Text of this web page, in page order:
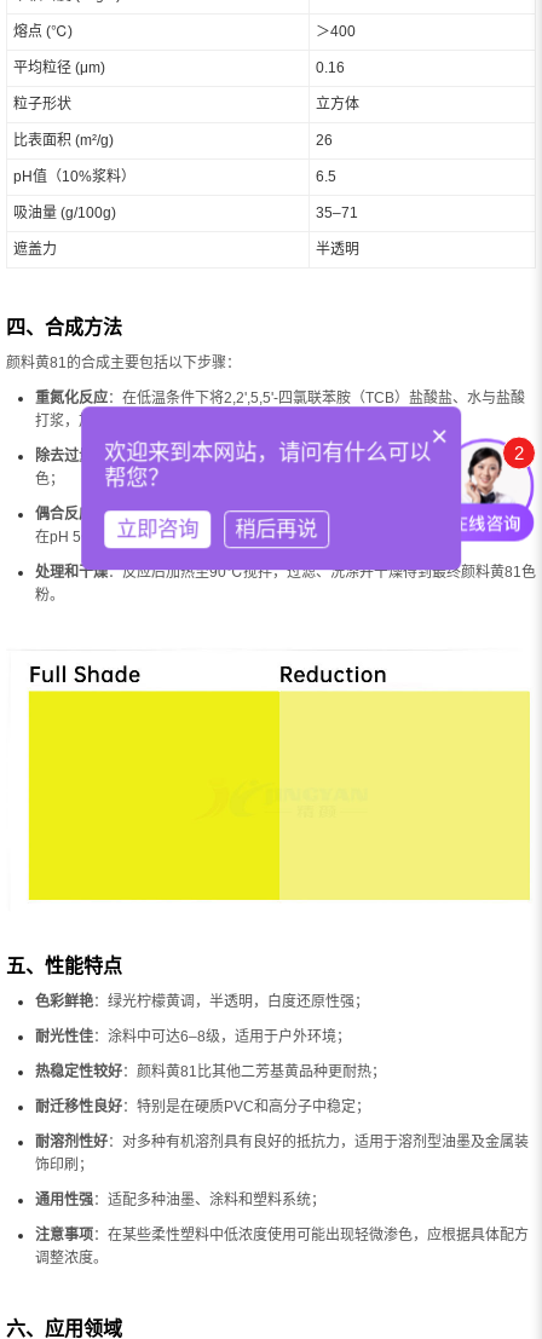
熔点 (℃) ＞400
平均粒径 (μm) 0.16
粒子形状 立方体
比表面积 (m²/g) 26
pH值（10%浆料） 6.5
吸油量 (g/100g) 35–71
遮盖力 半透明
四、合成方法
颜料黄81的合成主要包括以下步骤：
重氮化反应：在低温条件下将2,2',5,5'-四氯联苯胺（TCB）盐酸盐、水与盐酸
打浆，加入亚硝酸钠水溶液，进行长时间的重氮化反应；
除去过量亚硝酸钠：使用氨磺酸清除未反应的和过量的亚硝酸，用活性炭脱
色；
偶合反应
：将生成的重氮盐与2,4-二甲基乙酰乙酰苯胺（AAMX）酸析悬浮液
在pH 5~6条件下进行偶合反应；
处理和干燥：反应后加热至90℃搅拌，过滤、洗涤并干燥得到最终颜料黄81色
粉。
五、性能特点
色彩鲜艳：绿光柠檬黄调，半透明，白度还原性强；
耐光性佳：涂料中可达6–8级，适用于户外环境；
热稳定性较好：颜料黄81比其他二芳基黄品种更耐热；
耐迁移性良好：特别是在硬质PVC和高分子中稳定；
耐溶剂性好：对多种有机溶剂具有良好的抵抗力，适用于溶剂型油墨及金属装
饰印刷；
通用性强：适配多种油墨、涂料和塑料系统；
注意事项：在某些柔性塑料中低浓度使用可能出现轻微渗色，应根据具体配方
调整浓度。
六、应用领域
2
×
欢迎来到本网站，请问有什么可以
帮您？
立即咨询 稍后再说